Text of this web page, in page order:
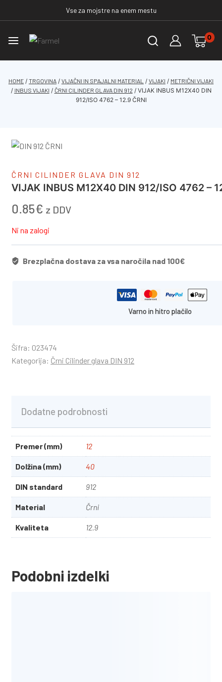
Vse za mojstre na enem mestu
0
HOME / TRGOVINA / VIJAČNI IN SPAJALNI MATERIAL / VIJAKI / METRIČNI VIJAKI
/ INBUS VIJAKI / ČRNI CILINDER GLAVA DIN 912 / VIJAK INBUS M12X40 DIN
912/ISO 4762 – 12.9 ČRNI
ČRNI CILINDER GLAVA DIN 912
VIJAK INBUS M12X40 DIN 912/ISO 4762 –
0.85€ z DDV
Ni na zalogi
Brezplačna dostava za vsa naročila nad 100€
Varno in hitro plačilo
Šifra: 023474
Kategorija: Črni Cilinder glava DIN 912
Dodatne podrobnosti
Premer (mm) 12
Dolžina (mm) 40
DIN standard 912
Material Črni
Kvaliteta 12.9
Podobni izdelki